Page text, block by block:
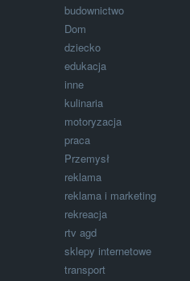
budownictwo
Dom
dziecko
edukacja
inne
kulinaria
motoryzacja
praca
Przemysł
reklama
reklama i marketing
rekreacja
rtv agd
sklepy internetowe
transport